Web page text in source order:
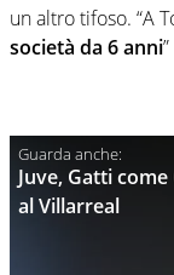
un altro tifoso. “A
società da 6 anni
Juve, Gatti
al Villarreal